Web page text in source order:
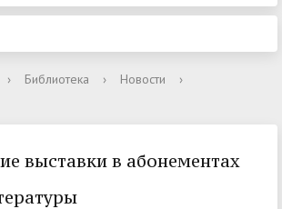
› Библиотека › Новости
›
выставки в абонементах